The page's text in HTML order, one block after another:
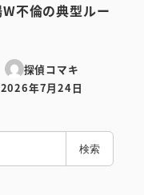
不倫の典型ルー
探偵コマキ
投稿日
2026年7月24日
検索